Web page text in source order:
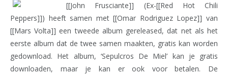
[[John Frusciante]] (Ex-[[Red Hot Chili
Peppers]]) heeft samen met [[Omar Rodriguez Lopez]] van
[[Mars Volta]] een tweede album gereleased, dat net als het
eerste album dat de twee samen maakten, gratis kan worden
gedownload. Het album, ‘Sepulcros De Miel’ kan je gratis
downloaden, maar je kan er ook voor betalen. De